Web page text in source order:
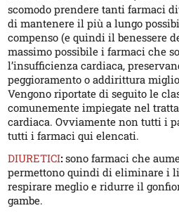
scomodo prendere tanti farmaci
di mantenere il più a lungo
compenso (e quindi il benessere
massimo possibile i farmaci che
l’insufficienza cardiaca,
peggioramento o addirittura
Vengono riportate di seguito le
comunemente impiegate nel
cardiaca. Ovviamente non tutti i
tutti i farmaci qui elencati.
DIURETICI:sono farmaci che
permettono quindi di eliminare i
respirare meglio e ridurre il
gambe.